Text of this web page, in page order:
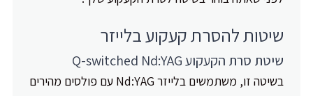
שיטות להסרת קעקוע בלייזר
שיטת סרת הקעקוע Q-switched Nd:YAG
בשיטה זו, משתמשים בלייזר Nd:YAG עם פולסים מהירים